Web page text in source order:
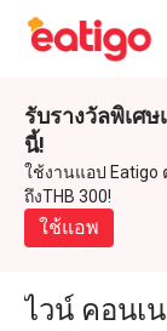
รับรางวัลพิเศ
นี้!
ใช้งานแอป Eatigo
ถึงTHB 300!
ใช้แอพ
ไวน์ คอนเ